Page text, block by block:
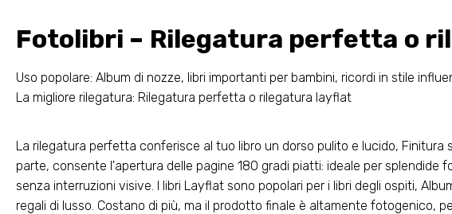
Fotolibri – Rilegatura perfetta o
Uso popolare: Album di nozze, libri importanti per bambini, ricordi in stile
La migliore rilegatura: Rilegatura perfetta o rilegatura layflat
La rilegatura perfetta conferisce al tuo libro un dorso pulito e lucido, Finitura
parte, consente l'apertura delle pagine 180 gradi piatti: ideale per splendide
senza interruzioni visive. I libri Layflat sono popolari per i libri degli ospiti,
regali di lusso. Costano di più, ma il prodotto finale è altamente fotogenico,